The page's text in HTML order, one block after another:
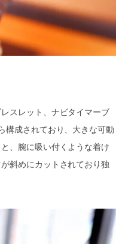
スレット、ナビタイマーブ
構成されており、大きな可動
、腕に吸い付くような着け
斜めにカットされており独